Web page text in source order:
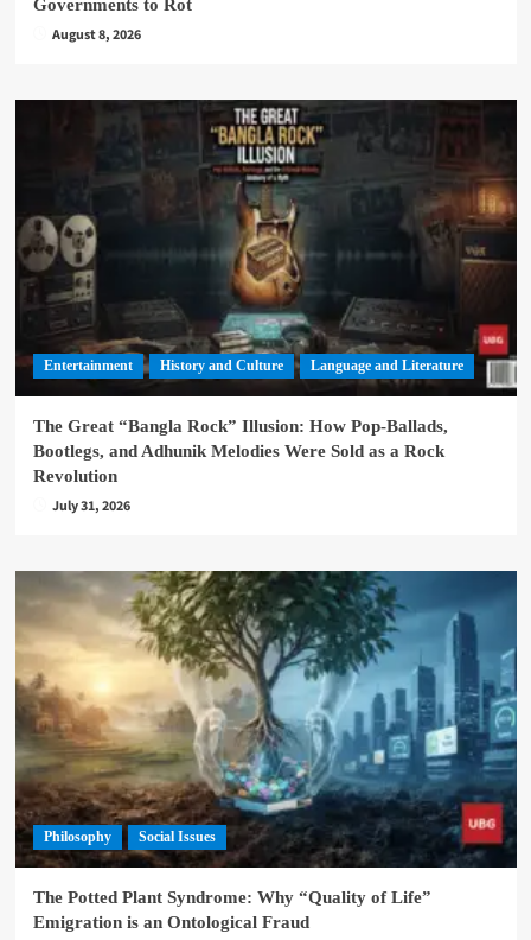
Governments to Rot
August 8, 2026
Entertainment History and Culture Language and Literature
The Great “Bangla Rock” Illusion: How Pop-Ballads,
Bootlegs, and Adhunik Melodies Were Sold as a Rock
Revolution
July 31, 2026
Philosophy Social Issues
The Potted Plant Syndrome: Why “Quality of Life”
Emigration is an Ontological Fraud